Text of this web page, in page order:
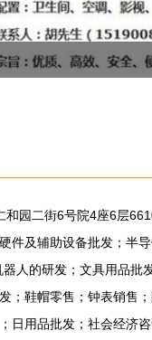
园二街6号院4座6层
及辅助设备批发；
人的研发；文具用品
鞋帽零售；钟表销
日用品批发；社会经